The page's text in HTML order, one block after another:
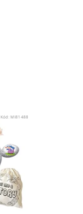
Kód:MI81488